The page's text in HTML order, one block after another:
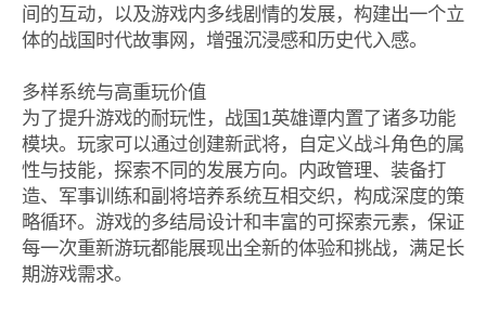
间的互动，以及游戏内多线剧情的发展，构建出一个立
体的战国时代故事网，增强沉浸感和历史代入感。
多样系统与高重玩价值
为了提升游戏的耐玩性，战国1英雄谭内置了诸多功能
模块。玩家可以通过创建新武将，自定义战斗角色的属
性与技能，探索不同的发展方向。内政管理、装备打
造、军事训练和副将培养系统互相交织，构成深度的策
略循环。游戏的多结局设计和丰富的可探索元素，保证
每一次重新游玩都能展现出全新的体验和挑战，满足长
期游戏需求。